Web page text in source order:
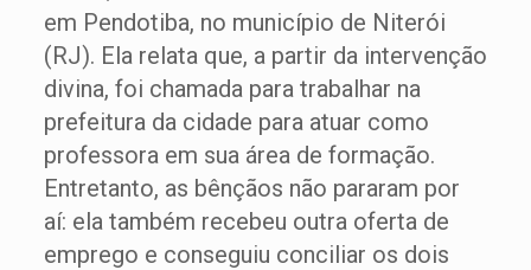
em Pendotiba, no município de Niterói
(RJ). Ela relata que, a partir da intervenção
divina, foi chamada para trabalhar na
prefeitura da cidade para atuar como
professora em sua área de formação.
Entretanto, as bênçãos não pararam por
aí: ela também recebeu outra oferta de
emprego e conseguiu conciliar os dois